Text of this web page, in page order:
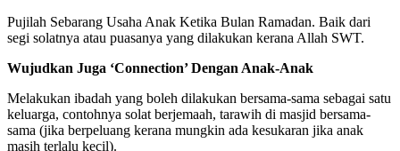
Pujilah Sebarang Usaha Anak Ketika Bulan Ramadan. Baik dari
segi solatnya atau puasanya yang dilakukan kerana Allah SWT.
Wujudkan Juga ‘Connection’ Dengan Anak-Anak
Melakukan ibadah yang boleh dilakukan bersama-sama sebagai satu
keluarga, contohnya solat berjemaah, tarawih di masjid bersama-
sama (jika berpeluang kerana mungkin ada kesukaran jika anak
masih terlalu kecil).